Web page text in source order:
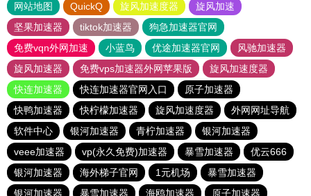
网站地图 QuickQ 旋风加速度器
旋风加速
坚果加速器
tiktok加速器
狗急加速器官网
免费vqn外网加速
小蓝鸟 优途加速器官网
风驰加速器
旋风加速器
免费vps加速器外网苹果版
旋风加速度器
快连加速器
快连加速器官网入口
原子加速器
快鸭加速器
快柠檬加速器 旋风加速度器
外网网址导航
软件中心
银河加速器 青柠加速器
银河加速器
veee加速器
vp(永久免费)加速器 暴雪加速器
优云666
银河加速器
海外梯子官网 1元机场
暴雪加速器
银河加速器
暴雪加速器 海鸥加速器 原子加速器